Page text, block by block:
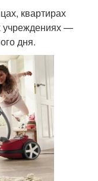
квартирах
учреждениях —
дня.